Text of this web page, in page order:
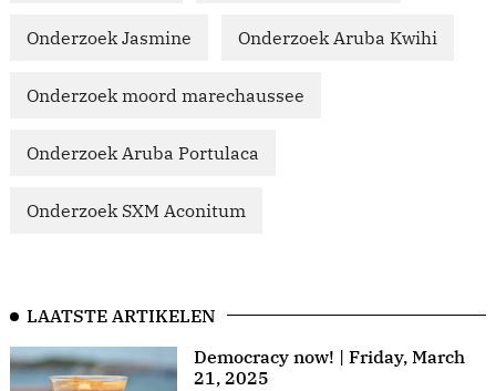
Onderzoek Jasmine Onderzoek Aruba Kwihi
Onderzoek moord marechaussee
Onderzoek Aruba Portulaca
Onderzoek SXM Aconitum
LAATSTE ARTIKELEN
Democracy now! | Friday, March
21, 2025